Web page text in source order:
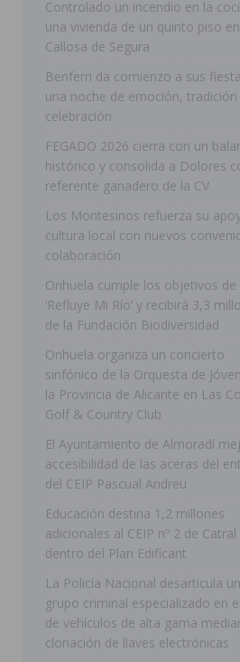
[ 07/08/2026 ]
[ 07/08/2026 ]
La
TORREVIEJA
[ 07/08/2026 ]
ORIHUELA
[ 07/08/2026 ] La
[ 07/08/2026 ]
[ 09/08/2026 ]
BIGASTRO
[ 08/08/2026 ]
SEGURA
[ 08/08/2026 ]
[ 07/08/2026 ]
DOLORES
Controlado un incendio en la
una vivienda de un quinto piso en
Callosa de Segura
Benferri da comienzo a sus
una noche de emoción, tradición
celebración
FEGADO 2026 cierra con un
histórico y consolida a Dolores
referente ganadero de la CV
Los Montesinos refuerza su
cultura local con nuevos
colaboración
Orihuela cumple los objetivos de
‘Refluye Mi Río’ y recibirá 3,3
de la Fundación Biodiversidad
Orihuela organiza un concierto
sinfónico de la Orquesta de
la Provincia de Alicante en Las
Golf & Country Club
El Ayuntamiento de Almoradí
accesibilidad de las aceras del
del CEIP Pascual Andreu
Educación destina 1,2 millones
adicionales al CEIP nº 2 de Catral
dentro del Plan Edificant
La Policía Nacional desarticula un
grupo criminal especializado en
de vehículos de alta gama
clonación de llaves electrónicas